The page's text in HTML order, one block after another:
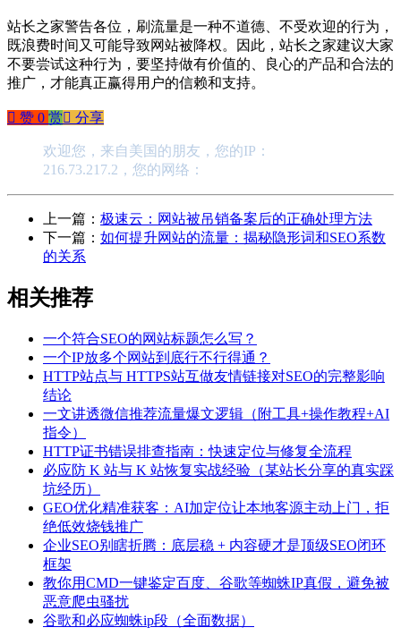
站长之家警告各位，刷流量是一种不道德、不受欢迎的行为，
既浪费时间又可能导致网站被降权。因此，站长之家建议大家
不要尝试这种行为，要坚持做有价值的、良心的产品和合法的
推广，才能真正赢得用户的信赖和支持。
󰄼 赞 0 赏󰄯 分享
欢迎您，来自美国的朋友，您的IP：
216.73.217.2，您的网络：
上一篇： 极速云：网站被吊销备案后的正确处理方法
下一篇： 如何提升网站的流量：揭秘隐形词和SEO系数
的关系
相关推荐
一个符合SEO的网站标题怎么写？
一个IP放多个网站到底行不行得通？
HTTP站点与 HTTPS站互做友情链接对SEO的完整影响
结论
一文讲透微信推荐流量爆文逻辑（附工具+操作教程+AI
指令）
HTTP证书错误排查指南：快速定位与修复全流程
必应防 K 站与 K 站恢复实战经验（某站长分享的真实踩
坑经历）
GEO优化精准获客：AI加定位让本地客源主动上门，拒
绝低效烧钱推广
企业SEO别瞎折腾：底层稳 + 内容硬才是顶级SEO闭环
框架
教你用CMD一键鉴定百度、谷歌等蜘蛛IP真假，避免被
恶意爬虫骚扰
谷歌和必应蜘蛛ip段（全面数据）